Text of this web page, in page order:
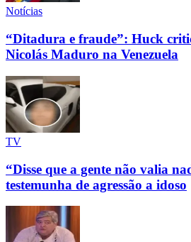
Notícias
“Ditadura e fraude”: Huck
Nicolás Maduro na Venezuela
TV
“Disse que a gente não valia
testemunha de agressão a idoso